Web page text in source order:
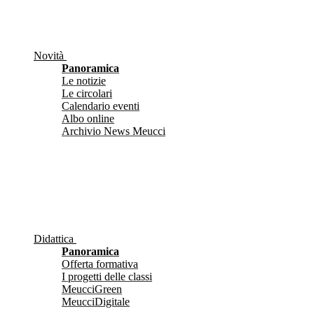
Novità
Panoramica
Le notizie
Le circolari
Calendario eventi
Albo online
Archivio News Meucci
Didattica
Panoramica
Offerta formativa
I progetti delle classi
MeucciGreen
MeucciDigitale